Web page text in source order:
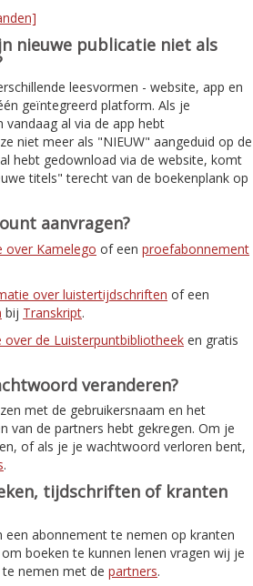
nieuwe publicatie niet als
leesvormen - website, app en
geïntegreerd platform. Als je
al via de app hebt
niet meer als "NIEUW" aangeduid op de
hebt gedownload via de website, komt
titels" terecht van de boekenplank op
aanvragen?
over Kamelego of een proefabonnement
over luistertijdschriften of een
bij Transkript.
de Luisterpuntbibliotheek en gratis
veranderen?
met de gebruikersnaam en het
van de partners hebt gekregen. Om je
of als je je wachtwoord verloren bent,
.
tijdschriften of kranten
een abonnement te nemen op kranten
boeken te kunnen lenen vragen wij je
nemen met de partners.